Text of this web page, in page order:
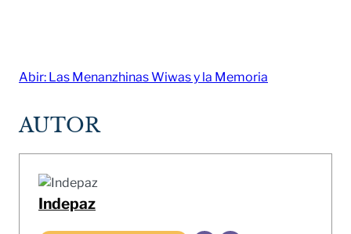
Abir: Las Menanzhinas Wiwas y la Memoria
AUTOR
Indepaz